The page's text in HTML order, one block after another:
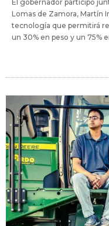
El gobernador participó
Lomas de Zamora, Martín
tecnología que permitirá
un 30% en peso y un 75%